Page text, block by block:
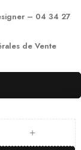
– 04 34 27
de Vente